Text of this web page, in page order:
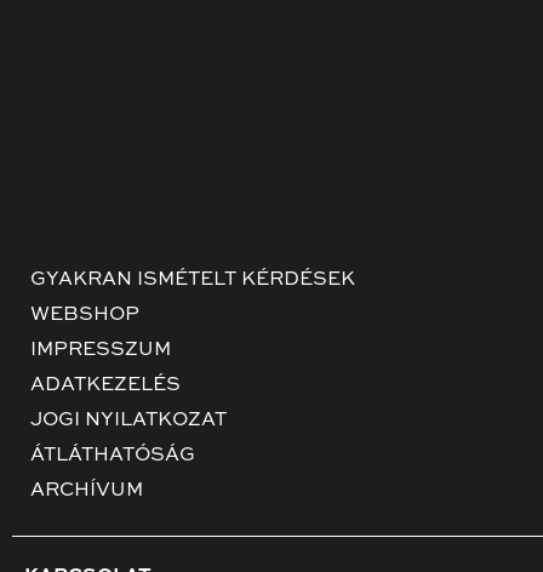
GYAKRAN ISMÉTELT KÉRDÉSEK
WEBSHOP
IMPRESSZUM
ADATKEZELÉS
JOGI NYILATKOZAT
ÁTLÁTHATÓSÁG
ARCHÍVUM